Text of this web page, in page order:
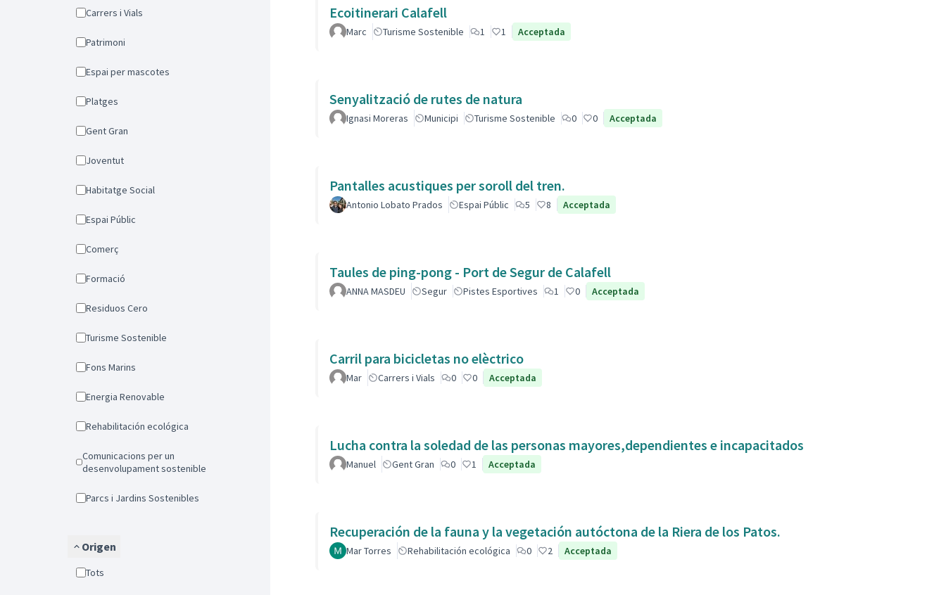
Carrers i Vials
Patrimoni
Espai per mascotes
Platges
Gent Gran
Joventut
Habitatge Social
Espai Públic
Comerç
Formació
Residuos Cero
Turisme Sostenible
Fons Marins
Energia Renovable
Rehabilitación ecológica
Comunicacions per un
desenvolupament sostenible
Parcs i Jardins Sostenibles
Origen
Tots
Ecoitinerari Calafell
Marc Turisme Sostenible 1 1 Acceptada
Senyalització de rutes de natura
Ignasi Moreras Municipi Turisme Sostenible 0 0 Acceptada
Pantalles acustiques per soroll del tren.
Antonio Lobato Prados Espai Públic 5 8 Acceptada
Taules de ping-pong - Port de Segur de Calafell
ANNA MASDEU Segur Pistes Esportives 1 0 Acceptada
Carril para bicicletas no elèctrico
Mar Carrers i Vials 0 0 Acceptada
Lucha contra la soledad de las personas mayores,dependientes e incapacitados
Manuel Gent Gran 0 1 Acceptada
Recuperación de la fauna y la vegetación autóctona de la Riera de los Patos.
Mar Torres Rehabilitación ecológica 0 2 Acceptada